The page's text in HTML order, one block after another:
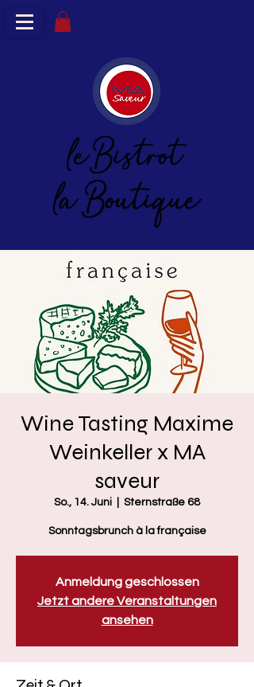
Wine Tasting Maxime
Weinkeller x MA
saveur
So., 14. Juni Sternstraße 68
Sonntagsbrunch à la française
Anmeldung geschlossen
Jetzt andere Veranstaltungen
ansehen